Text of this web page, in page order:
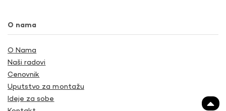
O nama
O Nama
Naši radovi
Cenovnik
Uputstvo za montažu
Ideje za sobe